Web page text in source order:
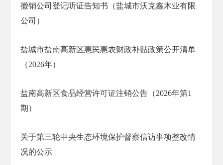
撤销公司登记听证告知书（盐城市沃克鑫木业有限
公司）
盐城市盐南高新区惠民惠农财政补贴政策公开清单
（2026年）
盐南高新区食品经营许可证注销公告（2026年第1
期）
关于第三轮中央生态环境保护督察信访事项整改情
况的公示